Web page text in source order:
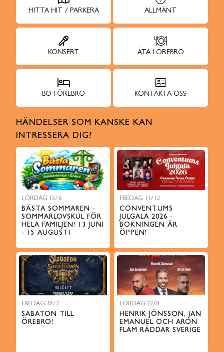
HITTA HIT / PARKERA ALLMÄNT
KONSERT ÄTA I ÖREBRO
BO I ÖREBRO KONTAKTA OSS
HÄNDELSER SOM KANSKE KAN
INTRESSERA DIG?
LÖRDAG 13/6
BÄSTA SOMMAREN -
SOMMARLOVSKUL FÖR
HELA FAMILJEN! 13 JUNI
- 15 AUGUSTI
FREDAG 11/12
CONVENTUMS
JULGALA 2026 -
BOKNINGEN ÄR
ÖPPEN!
FREDAG 19/2
SABATON TILL
ÖREBRO!
LÖRDAG 22/8
HENRIK JÖNSSON, JAN
EMANUEL OCH ARON
FLAM RÄDDAR SVERIGE